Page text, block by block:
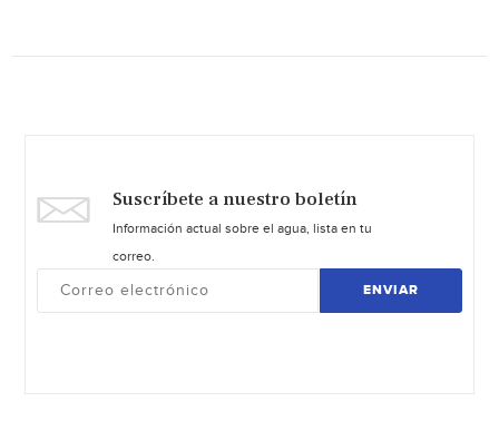
Suscríbete a nuestro boletín
Información actual sobre el agua, lista en tu
correo.
ENVIAR